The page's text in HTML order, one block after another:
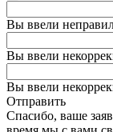
Вы ввели
Вы ввели
Вы ввели
Отправить
Спасибо, ваше